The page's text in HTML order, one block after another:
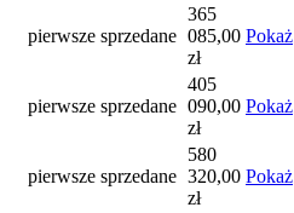
pierwsze sprzedane
365
085,00
zł
Pokaż
pierwsze sprzedane
405
090,00
zł
Pokaż
pierwsze sprzedane
580
320,00
zł
Pokaż